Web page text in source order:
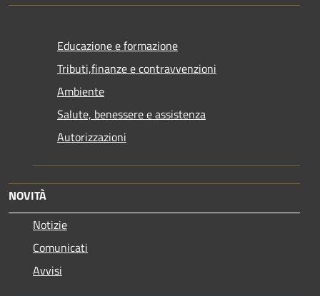
Educazione e formazione
Tributi,finanze e contravvenzioni
Ambiente
Salute, benessere e assistenza
Autorizzazioni
NOVITÀ
Notizie
Comunicati
Avvisi